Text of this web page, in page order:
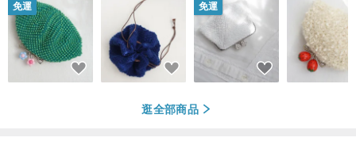
免運 免運
逛全部商品